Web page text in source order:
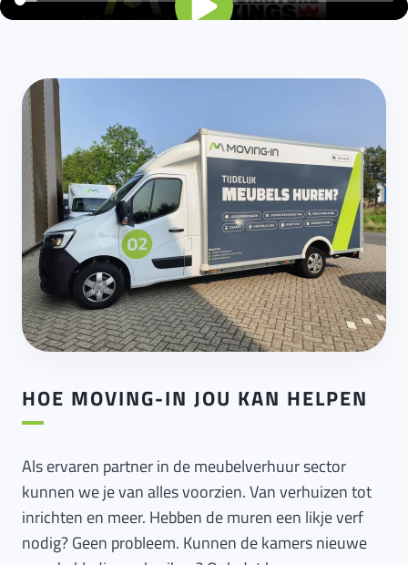
HOE MOVING-IN JOU KAN HELPEN
Als ervaren partner in de meubelverhuur sector
kunnen we je van alles voorzien. Van verhuizen tot
inrichten en meer. Hebben de muren een likje verf
nodig? Geen probleem. Kunnen de kamers nieuwe